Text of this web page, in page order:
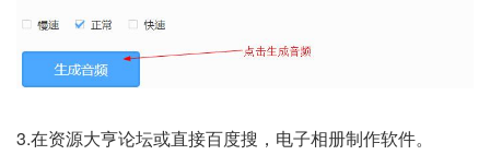
3.在资源大亨论坛或直接百度搜，电子相册制作软件。